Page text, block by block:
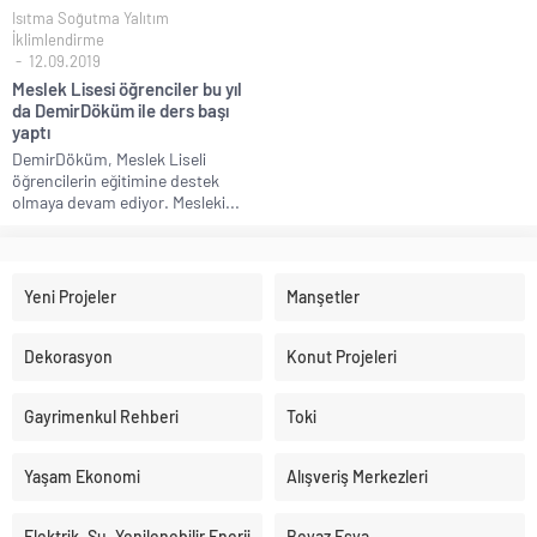
Isıtma Soğutma Yalıtım
İklimlendirme
12.09.2019
Meslek Lisesi öğrenciler bu yıl
da DemirDöküm ile ders başı
yaptı
DemirDöküm, Meslek Liseli
öğrencilerin eğitimine destek
olmaya devam ediyor. Mesleki...
Yeni Projeler Manşetler
Dekorasyon Konut Projeleri
Gayrimenkul Rehberi Toki
Yaşam Ekonomi Alışveriş Merkezleri